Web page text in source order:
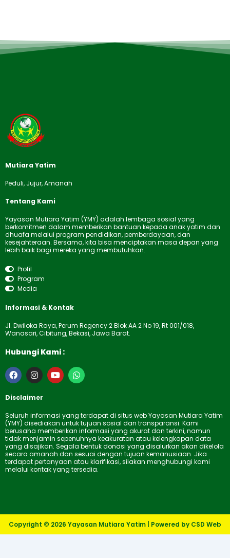
Mutiara Yatim
Peduli, Jujur, Amanah
Tentang Kami
Yayasan Mutiara Yatim (YMY) adalah lembaga sosial yang
berkomitmen dalam memberikan bantuan kepada anak yatim dan
dhuafa melalui program pendidikan, pemberdayaan, dan
kesejahteraan. Bersama, kita bisa menciptakan masa depan yang
lebih baik bagi mereka yang membutuhkan.
Profil
Program
Media
Informasi & Kontak
Jl. Dwiloka Raya, Perum Regency 2 Blok AA 2 No 19, Rt 001/018,
Wanasari, Cibitung, Bekasi, Jawa Barat.
Hubungi Kami :
F
a
e
o
o
k
I
n
t
g
r
a
m
Y
o
b
e
W
h
a
p
p
Disclaimer
Seluruh informasi yang terdapat di situs web Yayasan Mutiara Yatim
(YMY) disediakan untuk tujuan sosial dan transparansi. Kami
berusaha memberikan informasi yang akurat dan terkini, namun
tidak menjamin sepenuhnya keakuratan atau kelengkapan data
yang disajikan. Segala bentuk donasi yang disalurkan akan dikelola
secara amanah dan sesuai dengan tujuan kemanusiaan. Jika
terdapat pertanyaan atau klarifikasi, silakan menghubungi kami
melalui kontak yang tersedia.
Copyright © 2026 Yayasan Mutiara Yatim | Powered by CSD Web